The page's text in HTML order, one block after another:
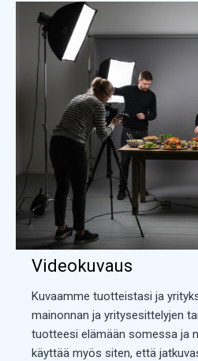
Videokuvaus
Kuvaamme tuotteistasi ja
mainonnan ja yritysesittelyjen
tuotteesi elämään somessa ja
käyttää myös siten, että